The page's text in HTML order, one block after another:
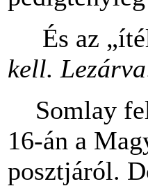
És az
kell.
Somlay
16-án a
posztjáról.